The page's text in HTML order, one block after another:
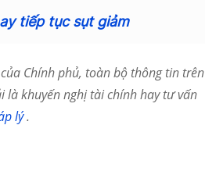
tiếp tục sụt giảm
Chính phủ, toàn bộ thông tin trên
khuyến nghị tài chính hay tư vấn
lý.